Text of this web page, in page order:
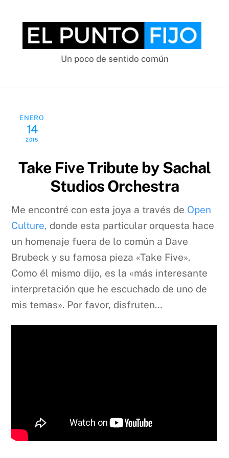
content
Un poco de sentido común
ENERO
14
2015
Take Five Tribute by Sachal
Studios Orchestra
Me encontré con esta joya a través de Open
Culture, donde esta particular orquesta hace
un homenaje fuera de lo común a Dave
Brubeck y su famosa pieza «Take Five».
Como él mismo dijo, es la «más interesante
interpretación que he escuchado de uno de
mis temas». Por favor, disfruten…